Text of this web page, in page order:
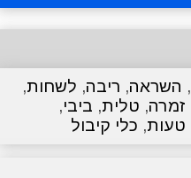
, השראה, ריבה, לשחות,
זמרה, טלית, ביבי,
טעות, כלי קיבול